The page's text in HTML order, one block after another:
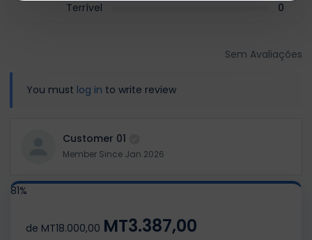
Terrível
0
Sem Avaliações
You must log in to write review
Customer 01
Member Since Jan 2026
81%
de MT18.000,00 MT3.387,00